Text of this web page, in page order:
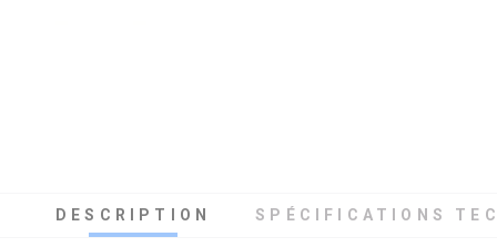
DESCRIPTION SPÉCIFICATIONS